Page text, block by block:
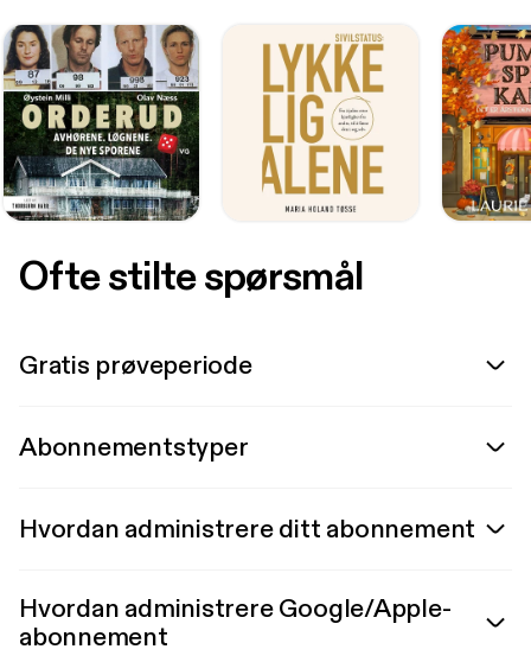
Ofte stilte spørsmål
Gratis prøveperiode
Abonnementstyper
Hvordan administrere ditt abonnement
Hvordan administrere Google/Apple-
abonnement